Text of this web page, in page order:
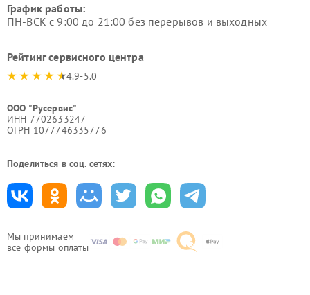
Мы принимаем
все формы оплаты
График работы:
ПН-ВСК с 9:00 до 21:00 без перерывов и выходных
Рейтинг сервисного центра
4.9-5.0
ООО "Русервис"
ИНН 7702633247
ОГРН 1077746335776
Поделиться в соц. сетях: